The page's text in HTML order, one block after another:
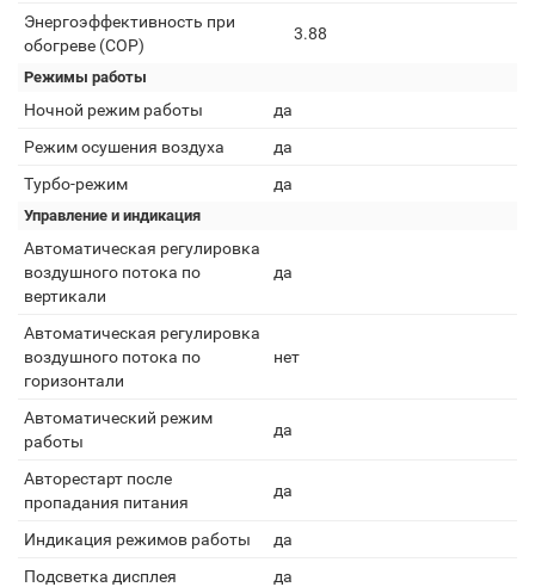
Энергоэффективность при
обогреве (COP)
3.88
Режимы работы
Ночной режим работы
да
Режим осушения воздуха
да
Турбо-режим
да
Управление и индикация
Автоматическая регулировка
воздушного потока по
вертикали
да
Автоматическая регулировка
воздушного потока по
горизонтали
нет
Автоматический режим
работы
да
Авторестарт после
пропадания питания
да
Индикация режимов работы
да
Подсветка дисплея
да